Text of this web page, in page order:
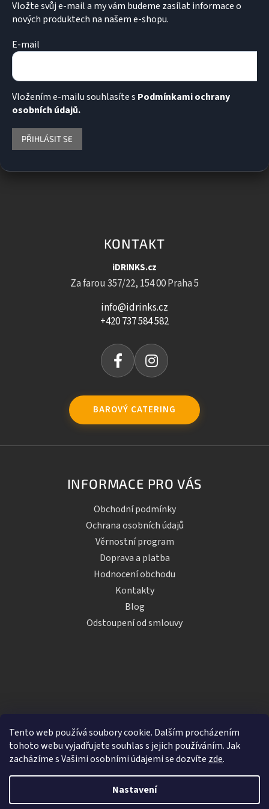
Tento web používá soubory cookie. Dalším procházením
tohoto webu vyjadřujete souhlas s jejich používáním. Jak
zacházíme s Vašimi osobními údajemi se dozvíte zde.
Nastavení
u
Vložte svůj e-mail a my vám budeme zasílat informace o
nových produktech na našem e-shopu.
E-mail
Vložením e-mailu souhlasíte s Podmínkami ochrany
osobních údajů.
PŘIHLÁSIT SE
KONTAKT
iDRINKS.cz
Za farou 357/22, 154 00 Praha 5
info@idrinks.cz
+420 737 584 582
BAROVÝ CATERING
INFORMACE PRO VÁS
Obchodní podmínky
Ochrana osobních údajů
Věrnostní program
Doprava a platba
Hodnocení obchodu
Kontakty
Blog
Odstoupení od smlouvy
Vytvořil Shoptet
iDRINKS.cz. Všechna práva vyhrazena.